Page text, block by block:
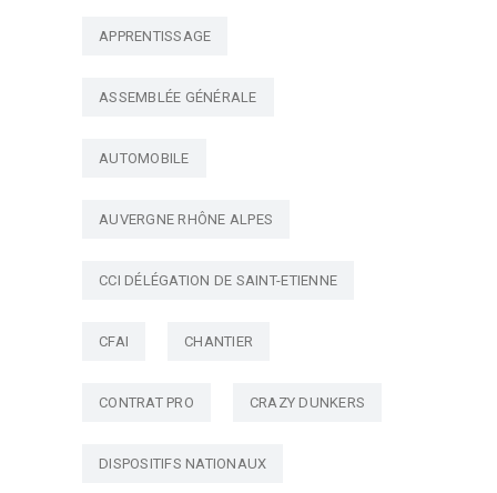
APPRENTISSAGE
ASSEMBLÉE GÉNÉRALE
AUTOMOBILE
AUVERGNE RHÔNE ALPES
CCI DÉLÉGATION DE SAINT-ETIENNE
CFAI CHANTIER
CONTRAT PRO CRAZY DUNKERS
DISPOSITIFS NATIONAUX